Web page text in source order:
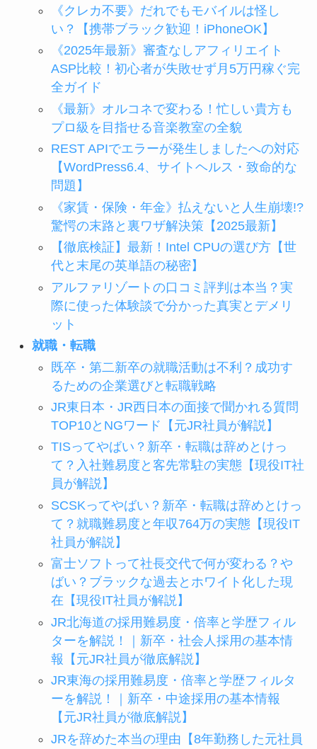
《クレカ不要》だれでもモバイルは怪し
い？【携帯ブラック歓迎！iPhoneOK】
《2025年最新》審査なしアフィリエイト
ASP比較！初心者が失敗せず月5万円稼ぐ完
全ガイド
《最新》オルコネで変わる！忙しい貴方も
プロ級を目指せる音楽教室の全貌
REST APIでエラーが発生しましたへの対応
【WordPress6.4、サイトヘルス・致命的な
問題】
《家賃・保険・年金》払えないと人生崩壊!?
驚愕の末路と裏ワザ解決策【2025最新】
【徹底検証】最新！Intel CPUの選び方【世
代と末尾の英単語の秘密】
アルファリゾートの口コミ評判は本当？実
際に使った体験談で分かった真実とデメリ
ット
就職・転職
既卒・第二新卒の就職活動は不利？成功す
るための企業選びと転職戦略
JR東日本・JR西日本の面接で聞かれる質問
TOP10とNGワード【元JR社員が解説】
TISってやばい？新卒・転職は辞めとけっ
て？入社難易度と客先常駐の実態【現役IT社
員が解説】
SCSKってやばい？新卒・転職は辞めとけっ
て？就職難易度と年収764万の実態【現役IT
社員が解説】
富士ソフトって社長交代で何が変わる？や
ばい？ブラックな過去とホワイト化した現
在【現役IT社員が解説】
JR北海道の採用難易度・倍率と学歴フィル
ターを解説！｜新卒・社会人採用の基本情
報【元JR社員が徹底解説】
JR東海の採用難易度・倍率と学歴フィルタ
ーを解説！｜新卒・中途採用の基本情報
【元JR社員が徹底解説】
JRを辞めた本当の理由【8年勤務した元社員